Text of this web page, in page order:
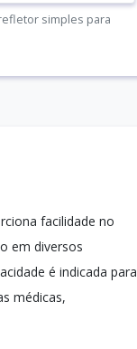
simples para
facilidade no
em diversos
é indicada para
médicas,